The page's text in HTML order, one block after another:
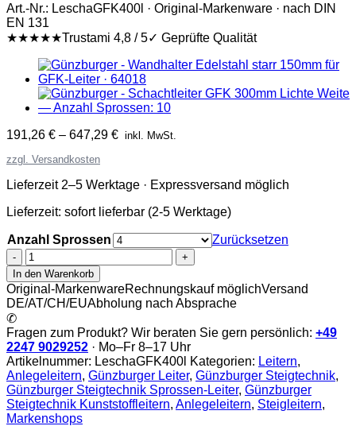
Art.-Nr.: LeschaGFK400l · Original-Markenware · nach DIN
EN 131
★★★★★Trustami 4,8 / 5✓ Geprüfte Qualität
191,26 € – 647,29 € inkl. MwSt.
zzgl. Versandkosten
Lieferzeit 2–5 Werktage · Expressversand möglich
Lieferzeit: sofort lieferbar (2-5 Werktage)
Anzahl Sprossen
Zurücksetzen
Günzburger
-
Schachtleiter
GFK
400mm
Weite
Menge
In den Warenkorb
Original-MarkenwareRechnungskauf möglichVersand
DE/AT/CH/EUAbholung nach Absprache
✆
Fragen zum Produkt? Wir beraten Sie gern persönlich: +49
2247 9029252 · Mo–Fr 8–17 Uhr
Artikelnummer: LeschaGFK400l Kategorien: Leitern,
Anlegeleitern, Günzburger Leiter, Günzburger Steigtechnik,
Günzburger Steigtechnik Sprossen-Leiter, Günzburger
Steigtechnik Kunststoffleitern, Anlegeleitern, Steigleitern,
Markenshops